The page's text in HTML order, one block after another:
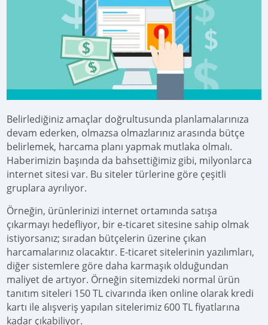
Belirlediğiniz amaçlar doğrultusunda planlamalarınıza
devam ederken, olmazsa olmazlarınız arasında bütçe
belirlemek, harcama planı yapmak mutlaka olmalı.
Haberimizin başında da bahsettiğimiz gibi, milyonlarca
internet sitesi var. Bu siteler türlerine göre çeşitli
gruplara ayrılıyor.
Örneğin, ürünlerinizi internet ortamında satışa
çıkarmayı hedefliyor, bir e-ticaret sitesine sahip olmak
istiyorsanız; sıradan bütçelerin üzerine çıkan
harcamalarınız olacaktır. E-ticaret sitelerinin yazılımları,
diğer sistemlere göre daha karmaşık olduğundan
maliyet de artıyor. Örneğin sitemizdeki normal ürün
tanıtım siteleri 150 TL civarında iken online olarak kredi
kartı ile alışveriş yapılan sitelerimiz 600 TL fiyatlarına
kadar çıkabiliyor.